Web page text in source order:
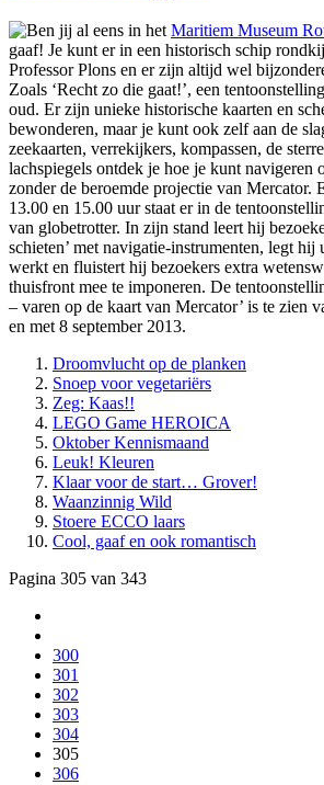
Ben jij al eens in het Maritiem Museum
gaaf! Je kunt er in een historisch schip
Professor Plons en er zijn altijd wel
Zoals ‘Recht zo die gaat!’, een
oud. Er zijn unieke historische kaarten en
bewonderen, maar je kunt ook zelf aan de
zeekaarten, verrekijkers, kompassen, de
lachspiegels ontdek je hoe je kunt navigeren
zonder de beroemde projectie van Mercator.
13.00 en 15.00 uur staat er in de
van globetrotter. In zijn stand leert hij
schieten’ met navigatie-instrumenten, legt hij
werkt en fluistert hij bezoekers extra
thuisfront mee te imponeren. De
– varen op de kaart van Mercator’ is te zien
en met 8 september 2013.
Droomvlucht op de planken
Snoep voor vegetariërs
Zeg: Kaas!!
LEGO Game HEROICA
Oktober Kennismaand
Leuk! Kleuren
Klaar voor de start… Grover!
Waanzinnig Wild
Stoere ECCO laars
Cool, gaaf en ook romantisch
Pagina 305 van 343
300
301
302
303
304
305
306